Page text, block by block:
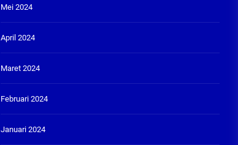
Mei 2024
April 2024
Maret 2024
Februari 2024
Januari 2024